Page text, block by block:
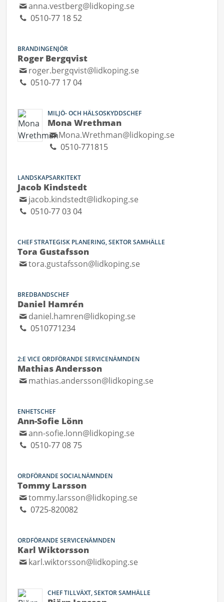
anna.vestberg@lidkoping.se
0510-77 18 52
BRANDINGENJÖR
Roger Bergqvist
roger.bergqvist@lidkoping.se
0510-77 17 04
MILJÖ- OCH HÄLSOSKYDDSCHEF
Mona Wrethman
Mona.Wrethman@lidkoping.se
0510-771815
LANDSKAPSARKITEKT
Jacob Kindstedt
jacob.kindstedt@lidkoping.se
0510-77 03 04
CHEF STRATEGISK PLANERING, SEKTOR SAMHÄLLE
Tora Gustafsson
tora.gustafsson@lidkoping.se
BREDBANDSCHEF
Daniel Hamrén
daniel.hamren@lidkoping.se
0510771234
2:E VICE ORDFÖRANDE SERVICENÄMNDEN
Mathias Andersson
mathias.andersson@lidkoping.se
ENHETSCHEF
Ann-Sofie Lönn
ann-sofie.lonn@lidkoping.se
0510-77 08 75
ORDFÖRANDE SOCIALNÄMNDEN
Tommy Larsson
tommy.larsson@lidkoping.se
0725-820082
ORDFÖRANDE SERVICENÄMNDEN
Karl Wiktorsson
karl.wiktorsson@lidkoping.se
CHEF TILLVÄXT, SEKTOR SAMHÄLLE